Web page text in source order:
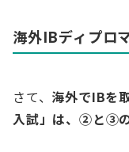
海外IBディプロ
さて、 海外でIBを
入試」は、②と③